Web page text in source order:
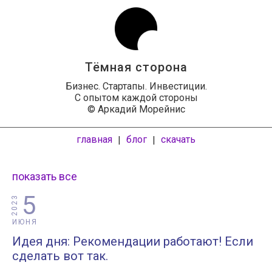
Тёмная сторона
Бизнес. Стартапы. Инвестиции.
С опытом каждой стороны
© Аркадий Морейнис
главная | блог | скачать
показать все
5
ИЮНЯ
2023
Идея дня: Рекомендации работают! Если
сделать вот так.